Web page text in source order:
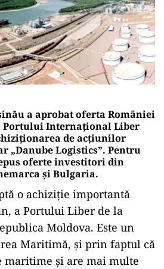
a aprobat oferta României
Portului Internaţional Liber
de acțiunilor
„Danube Logistics”. Pentru
oferte investitori din
și Bulgaria.
o achiziție importantă
a Portului Liber de la
Moldova. Este un
Maritimă, și prin faptul că
maritime și are mai multe